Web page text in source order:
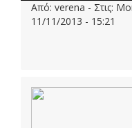
Από: verena - Στις:
11/11/2013 - 15:21